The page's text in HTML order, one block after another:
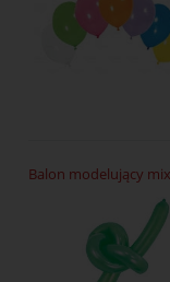
Balon modelujący